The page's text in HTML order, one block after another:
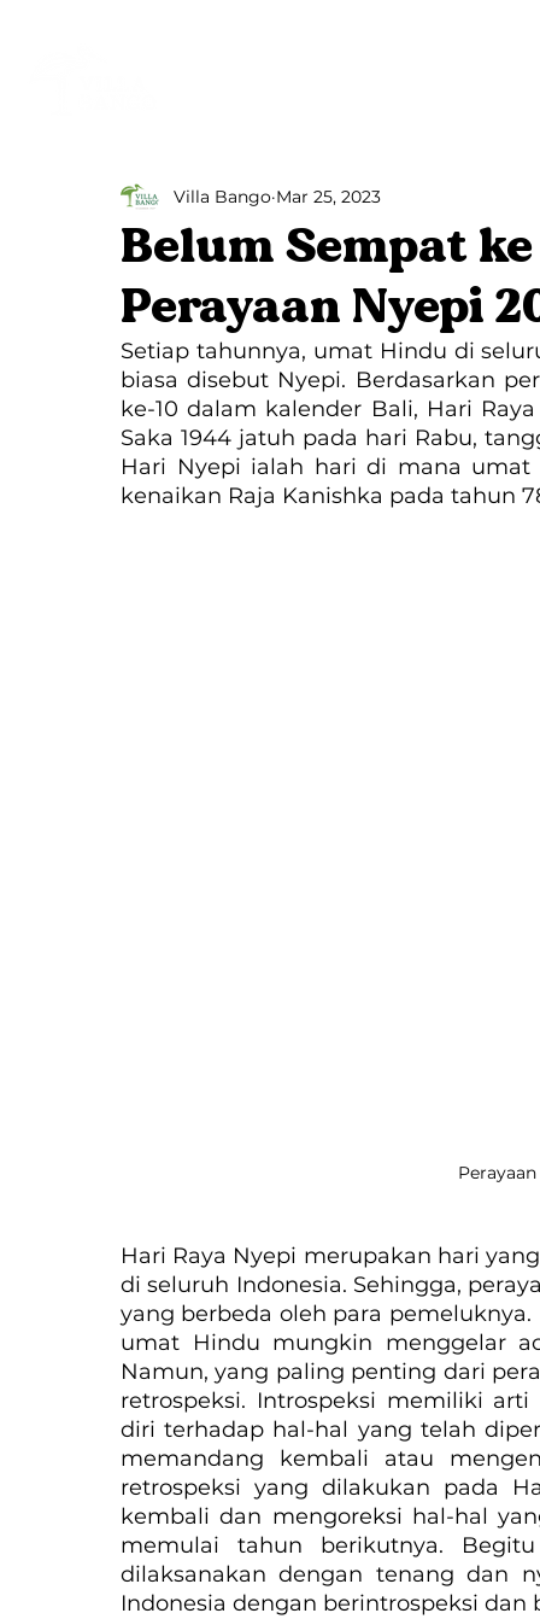
Belum Sempat
Perayaan Nyepi
Villa Bango Mar 25, 2023
Setiap tahunnya, umat Hindu di
biasa disebut Nyepi. Berdasarkan
ke-10 dalam kalender Bali, Hari
Saka 1944 jatuh pada hari Rabu,
Hari Nyepi ialah hari di mana umat
kenaikan Raja Kanishka pada tahun
Hari Raya Nyepi merupakan hari
di seluruh Indonesia. Sehingga,
yang berbeda oleh para
umat Hindu mungkin menggelar
Namun, yang paling penting dari
retrospeksi. Introspeksi memiliki
diri terhadap hal-hal yang telah
memandang kembali atau
retrospeksi yang dilakukan pada
kembali dan mengoreksi hal-hal
memulai tahun berikutnya.
dilaksanakan dengan tenang dan
Indonesia dengan berintrospeksi